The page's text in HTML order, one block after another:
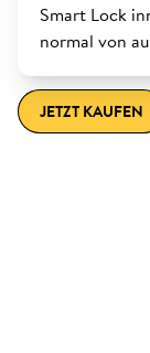
Smart Lock
normal von
JETZT KAUFEN